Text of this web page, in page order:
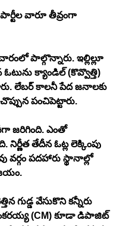
వారూ తీవ్రంగా
పాల్గొన్నారు. ఇల్లిల్లూ
క్యాండిల్ (కొవ్వొత్తి)
లేబర్ కాలనీ పేద జనాలకు
పంచిపెట్టారు.
జరిగింది. ఎంతో
నిర్ణీత తేదీన ఓట్ల లెక్కింపు
వర్గం పదహారు స్థానాల్లో
వేసుకొని కన్నీరు
(CM) కూడా డిపాజిట్